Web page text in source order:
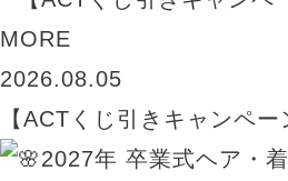
MORE
2026.08.05
【ACTくじ引きキャンペ